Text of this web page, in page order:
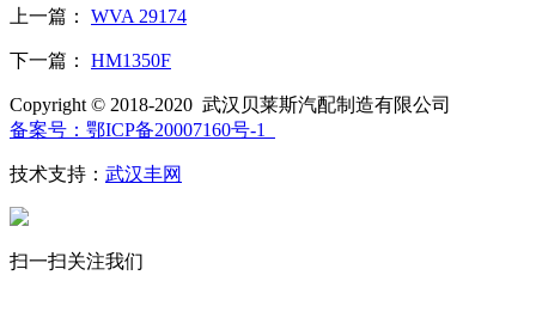
上一篇： WVA 29174
下一篇： HM1350F
Copyright © 2018-2020 武汉贝莱斯汽配制造有限公司
备案号：鄂ICP备20007160号-1
技术支持： 武汉丰网
扫一扫关注我们